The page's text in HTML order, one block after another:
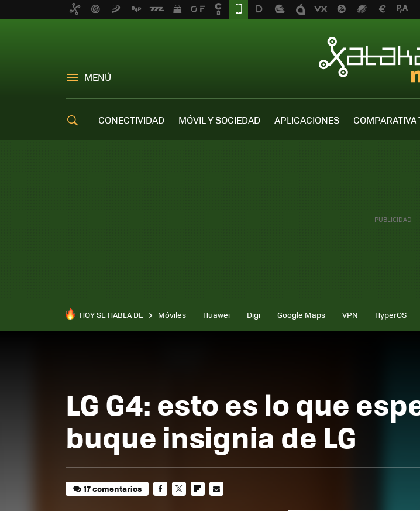
MENÚ
CONECTIVIDAD MÓVIL Y SOCIEDAD APLICACIONES COMPARATIVA
HOY SE HABLA DE Móviles Huawei Digi Google Maps VPN HyperOS
LG G4: esto es lo que
buque insignia de LG
17 comentarios